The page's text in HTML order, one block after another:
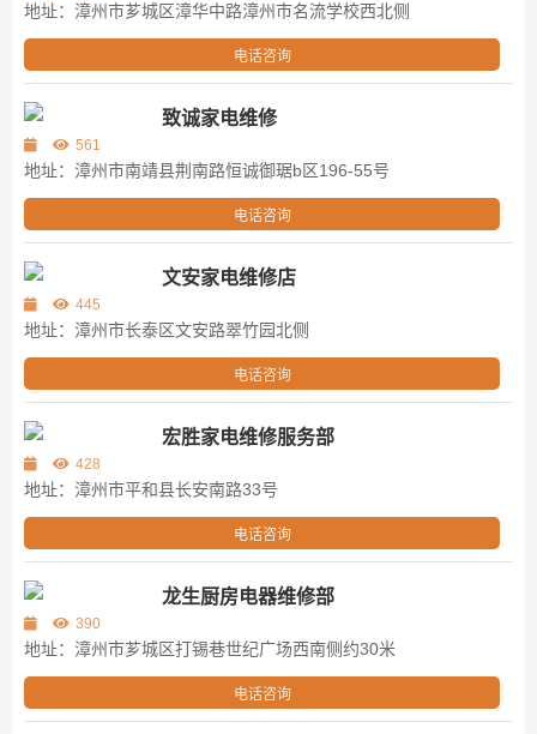
地址：漳州市芗城区漳华中路漳州市名流学校西北侧
电话咨询
致诚家电维修
561
地址：漳州市南靖县荆南路恒诚御琚b区196-55号
电话咨询
文安家电维修店
445
地址：漳州市长泰区文安路翠竹园北侧
电话咨询
宏胜家电维修服务部
428
地址：漳州市平和县长安南路33号
电话咨询
龙生厨房电器维修部
390
地址：漳州市芗城区打锡巷世纪广场西南侧约30米
电话咨询